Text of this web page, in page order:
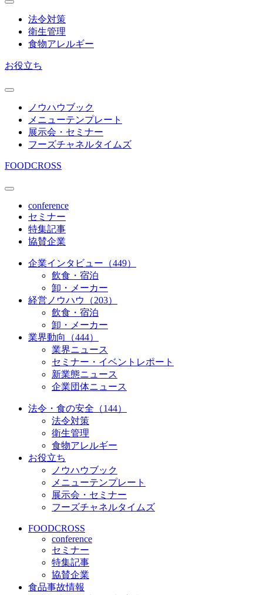
法令対策
衛生管理
食物アレルギー
お役立ち
ノウハウブック
メニューテンプレート
展示会・セミナー
フーズチャネルタイムズ
FOODCROSS
conference
セミナー
特集記事
協賛企業
企業インタビュー（449）
飲食・宿泊
卸・メーカー
経営ノウハウ（203）
飲食・宿泊
卸・メーカー
業界動向（444）
業界ニュース
セミナー・イベントレポート
新業態ニュース
企業団体ニュース
法令・食の安全（144）
法令対策
衛生管理
食物アレルギー
お役立ち
ノウハウブック
メニューテンプレート
展示会・セミナー
フーズチャネルタイムズ
FOODCROSS
conference
セミナー
特集記事
協賛企業
食品事故情報